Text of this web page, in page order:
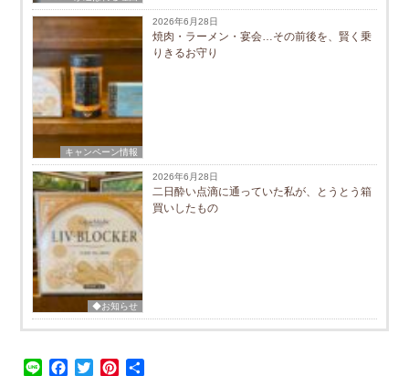
キャンペーン情報
2026年6月28日
焼肉・ラーメン・宴会…その前後を、賢く乗
りきるお守り
◆お知らせ
2026年6月28日
二日酔い点滴に通っていた私が、とうとう箱
買いしたもの
Line Facebook
TwitterPinterest